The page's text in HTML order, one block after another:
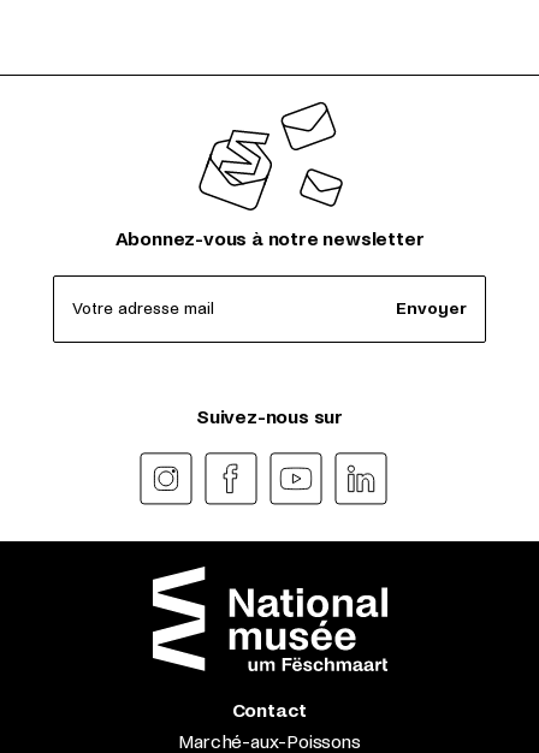
Abonnez-vous à notre newsletter
Votre adresse mail Envoyer
Suivez-nous sur
Contact
Marché-aux-Poissons